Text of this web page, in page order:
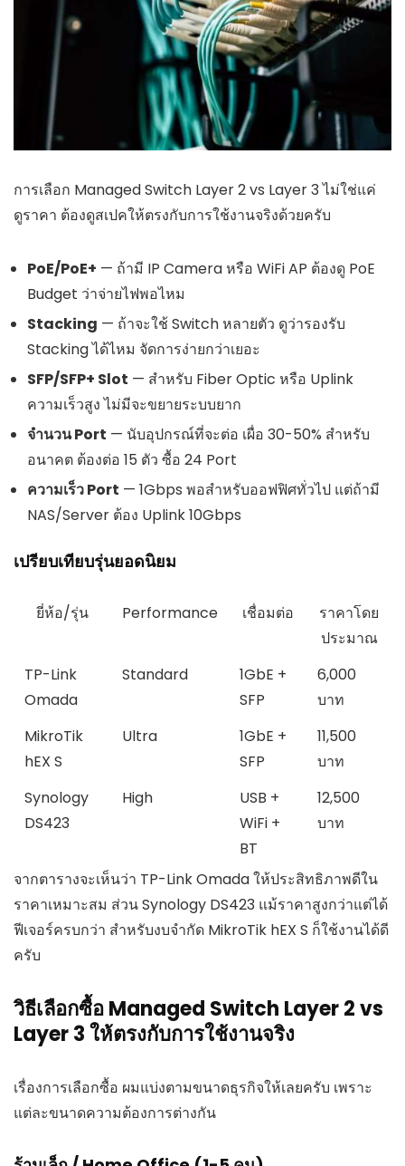
การเลือก Managed Switch Layer 2 vs Layer 3 ไม่ใช่แค่
ดูราคา ต้องดูสเปคให้ตรงกับการใช้งานจริงด้วยครับ
PoE/PoE+ — ถ้ามี IP Camera หรือ WiFi AP ต้องดู PoE
Budget ว่าจ่ายไฟพอไหม
Stacking — ถ้าจะใช้ Switch หลายตัว ดูว่ารองรับ
Stacking ได้ไหม จัดการง่ายกว่าเยอะ
SFP/SFP+ Slot — สำหรับ Fiber Optic หรือ Uplink
ความเร็วสูง ไม่มีจะขยายระบบยาก
จำนวน Port — นับอุปกรณ์ที่จะต่อ เผื่อ 30-50% สำหรับ
อนาคต ต้องต่อ 15 ตัว ซื้อ 24 Port
ความเร็ว Port — 1Gbps พอสำหรับออฟฟิศทั่วไป แต่ถ้ามี
NAS/Server ต้อง Uplink 10Gbps
เปรียบเทียบรุ่นยอดนิยม
ยี่ห้อ/รุ่น Performance เชื่อมต่อ
ราคาโดย
ประมาณ
TP-Link
Omada
Standard
1GbE +
SFP
6,000
บาท
MikroTik
hEX S
Ultra
1GbE +
SFP
11,500
บาท
Synology
DS423
High
USB +
WiFi +
BT
12,500
บาท
จากตารางจะเห็นว่า TP-Link Omada ให้ประสิทธิภาพดีใน
ราคาเหมาะสม ส่วน Synology DS423 แม้ราคาสูงกว่าแต่ได้
ฟีเจอร์ครบกว่า สำหรับงบจำกัด MikroTik hEX S ก็ใช้งานได้ดี
ครับ
วิธีเลือกซื้อ Managed Switch Layer 2 vs
Layer 3 ให้ตรงกับการใช้งานจริง
เรื่องการเลือกซื้อ ผมแบ่งตามขนาดธุรกิจให้เลยครับ เพราะ
แต่ละขนาดความต้องการต่างกัน